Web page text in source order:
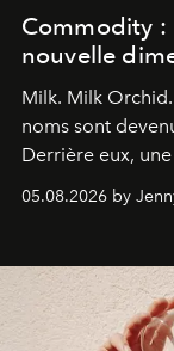
Commodity :
nouvelle
Milk. Milk
noms sont
Derrière eux,
une approche
05.08.2026 by